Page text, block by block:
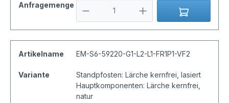
Anfragemenge
Artikelname EM-S6-59220-G1-L2-L1-FR1P1-VF2
Variante
Standpfosten: Lärche kernfrei, lasiert
Hauptkomponenten: Lärche kernfrei,
natur